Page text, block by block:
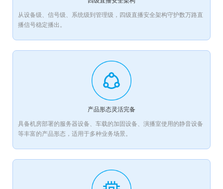
从设备级、信号级、系统级到管理级，四级直播安全架构守护数万路直
播信号稳定播出。
产品形态灵活完备
具备机房部署的服务器设备、车载的加固设备、演播室使用的静音设备
等丰富的产品形态，适用于多种业务场景。